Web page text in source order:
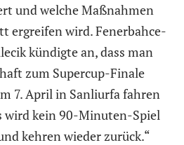
und welche Maßnahmen
ergreifen wird. Fenerbahce-
kündigte an, dass man
zum Supercup-Finale
7. April in Sanliurfa fahren
wird kein 90-Minuten-Spiel
kehren wieder zurück.“